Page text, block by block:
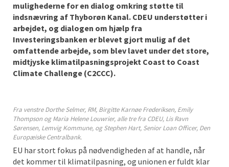
mulighederne for en dialog omkring støtte til
indsnævring af Thyborøn Kanal. CDEU understøtter i
arbejdet, og dialogen om hjælp fra
Investeringsbanken er blevet gjort mulig af det
omfattende arbejde, som blev lavet under det store,
midtjyske klimatilpasningsprojekt Coast to Coast
Climate Challenge (C2CCC).
Fra venstre Dorthe Selmer, RM, Birgitte Karnøe Frederiksen, Emily
Thompson og Maria Helene Louwrier, alle tre fra CDEU, Lis Ravn
Sørensen, Lemvig Kommune, og Stephen Hart, Senior Loan Officer, Den
Europæiske Centralbank.
EU har stort fokus på nødvendigheden af at handle, når
det kommer til klimatilpasning, og unionen er fuldt klar